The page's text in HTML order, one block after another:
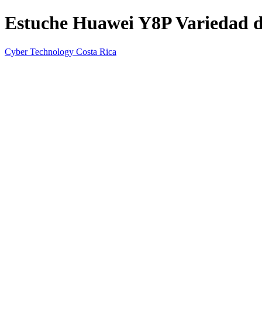
Estuche Huawei Y8P Variedad
Cyber Technology Costa Rica